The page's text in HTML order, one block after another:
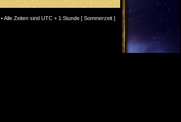
• Alle Zeiten sind UTC + 1 Stunde [ Sommerzeit ]